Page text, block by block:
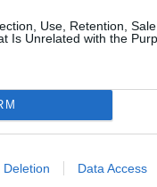
Use, Retention,
Is Unrelated with the
Deletion Data Access
Πλοές – Το
Ίδρυμα Π. & Μ.